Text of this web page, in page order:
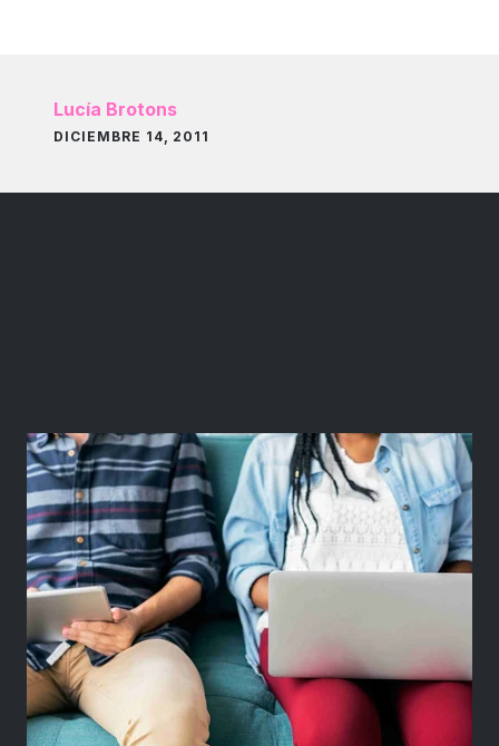
Lucía Brotons
DICIEMBRE 14, 2011